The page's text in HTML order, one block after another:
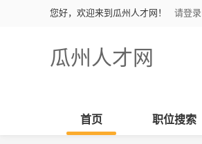
您好，欢迎来到瓜州人才网！ 请登录
瓜州人才网
首页 职位搜索